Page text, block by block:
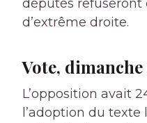
députés
d’extrême droite.
Vote,
L’opposition avait
l’adoption du